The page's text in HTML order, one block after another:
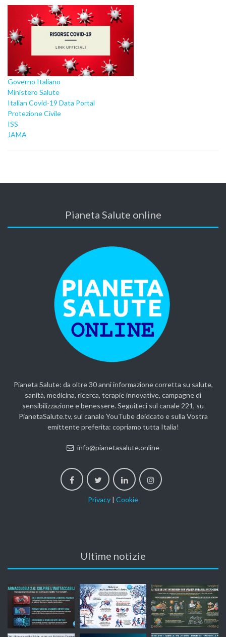
Governo Italiano
Ministero Salute
Italian Covid-19 Data Portal
Protezione Civile
ISS
JAMA
Pianeta Salute online
Pianeta Salute: da oltre 30 anni informazione corretta su salute,
sanità, medicina, ricerca, terapie innovative, campagne di
sensibilizzazione e benessere. Seguiteci sul canale 221, su
PianetaSalute.tv, sul canale YouTube deidcato e sulla Vostra
emittente preferita: copriamo tutta Italia!
info@pianetasalute.online
Privacy | Cookie
Ultime notizie